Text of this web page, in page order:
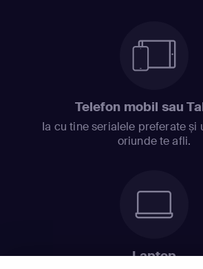
Telefon mobil sau
Ia cu tine serialele preferate și
oriunde te afli.
Laptop